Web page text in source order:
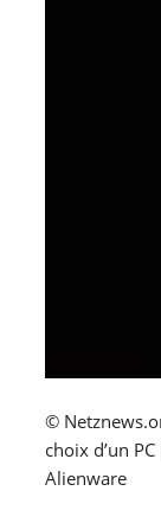
©
choix d’un
Alienware